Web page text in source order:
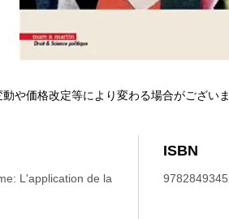
L'application de la
ISBN
動や価格改定等により変わる場合がござい